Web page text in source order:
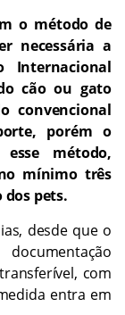
o método de
necessária a
Internacional
cão ou gato
convencional
porém o
método,
mínimo três
pets.
desde que o
com
entra em